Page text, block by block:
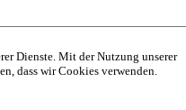
Dienste. Mit der Nutzung unserer
dass wir Cookies verwenden.